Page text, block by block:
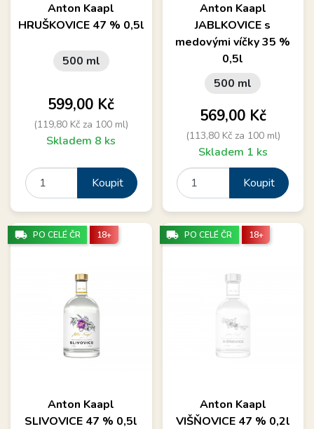
Anton Kaapl
HRUŠKOVICE 47 % 0,5l
500 ml
Cena
599,00 Kč
(119,80 Kč za 100 ml)
Skladem 8 ks
Koupit
Anton Kaapl
JABLKOVICE s
medovými víčky 35 %
0,5l
500 ml
Cena
569,00 Kč
(113,80 Kč za 100 ml)
Skladem 1 ks
Koupit
Anton Kaapl
SLIVOVICE 47 % 0,5l
local_shipping PO CELÉ ČR 18+
Anton Kaapl
VIŠŇOVICE 47 % 0,2l
local_shipping PO CELÉ ČR 18+